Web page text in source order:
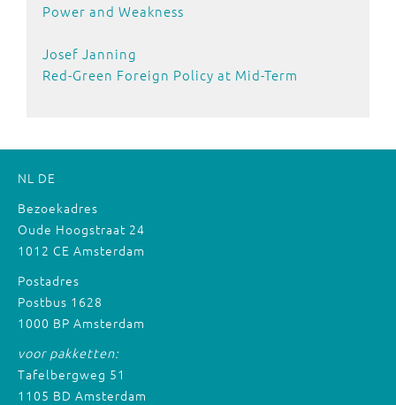
Power and Weakness
Josef Janning
Red-Green Foreign Policy at Mid-Term
NL DE
Bezoekadres
Oude Hoogstraat 24
1012 CE Amsterdam
Postadres
Postbus 1628
1000 BP Amsterdam
voor pakketten:
Tafelbergweg 51
1105 BD Amsterdam